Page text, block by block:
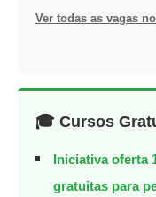
Ver todas as vagas
🎓 Cursos
Iniciativa oferta
gratuitas para